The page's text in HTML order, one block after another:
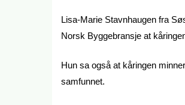
Lisa-Marie Stavnhaugen fra
Norsk Byggebransje at
Hun sa også at kåringen
samfunnet.